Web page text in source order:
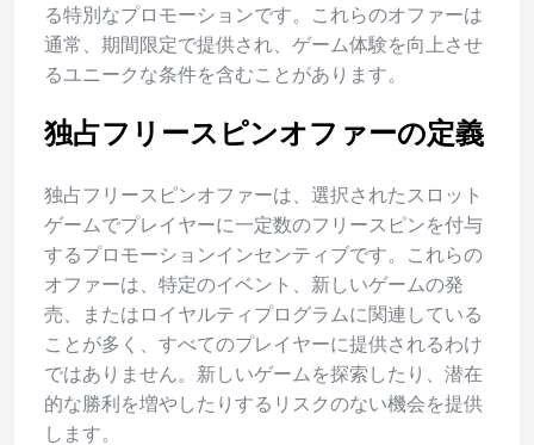
る特別なプロモーションです。これらのオファーは
通常、期間限定で提供され、ゲーム体験を向上させ
るユニークな条件を含むことがあります。
独占フリースピンオファーの定義
独占フリースピンオファーは、選択されたスロット
ゲームでプレイヤーに一定数のフリースピンを付与
するプロモーションインセンティブです。これらの
オファーは、特定のイベント、新しいゲームの発
売、またはロイヤルティプログラムに関連している
ことが多く、すべてのプレイヤーに提供されるわけ
ではありません。新しいゲームを探索したり、潜在
的な勝利を増やしたりするリスクのない機会を提供
します。